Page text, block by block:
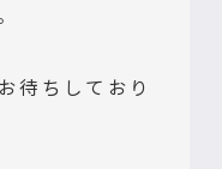
待ちしており